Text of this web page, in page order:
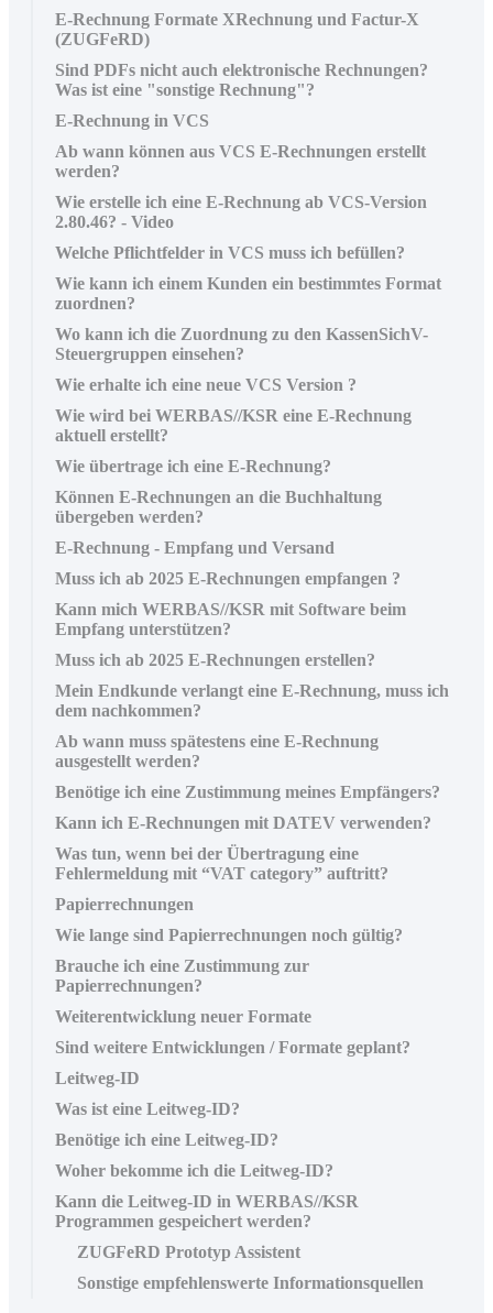
E-Rechnung Formate XRechnung und Factur-X
(ZUGFeRD)
Sind PDFs nicht auch elektronische Rechnungen?
Was ist eine "sonstige Rechnung"?
E-Rechnung in VCS
Ab wann können aus VCS E-Rechnungen erstellt
werden?
Wie erstelle ich eine E-Rechnung ab VCS-Version
2.80.46? - Video
Welche Pflichtfelder in VCS muss ich befüllen?
Wie kann ich einem Kunden ein bestimmtes Format
zuordnen?
Wo kann ich die Zuordnung zu den KassenSichV-
Steuergruppen einsehen?
Wie erhalte ich eine neue VCS Version ?
Wie wird bei WERBAS//KSR eine E-Rechnung
aktuell erstellt?
Wie übertrage ich eine E-Rechnung?
Können E-Rechnungen an die Buchhaltung
übergeben werden?
E-Rechnung - Empfang und Versand
Muss ich ab 2025 E-Rechnungen empfangen ?
Kann mich WERBAS//KSR mit Software beim
Empfang unterstützen?
Muss ich ab 2025 E-Rechnungen erstellen?
Mein Endkunde verlangt eine E-Rechnung, muss ich
dem nachkommen?
Ab wann muss spätestens eine E-Rechnung
ausgestellt werden?
Benötige ich eine Zustimmung meines Empfängers?
Kann ich E-Rechnungen mit DATEV verwenden?
Was tun, wenn bei der Übertragung eine
Fehlermeldung mit “VAT category” auftritt?
Papierrechnungen
Wie lange sind Papierrechnungen noch gültig?
Brauche ich eine Zustimmung zur
Papierrechnungen?
Weiterentwicklung neuer Formate
Sind weitere Entwicklungen / Formate geplant?
Leitweg-ID
Was ist eine Leitweg-ID?
Benötige ich eine Leitweg-ID?
Woher bekomme ich die Leitweg-ID?
Kann die Leitweg-ID in WERBAS//KSR
Programmen gespeichert werden?
ZUGFeRD Prototyp Assistent
Sonstige empfehlenswerte Informationsquellen